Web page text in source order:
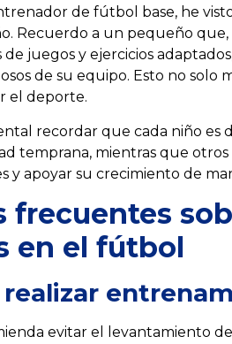
de fútbol base, he
Recuerdo a un pequeño
de juegos y ejercicios
de su equipo. Esto no
el deporte.
recordar que cada niño
temprana, mientras que
y apoyar su crecimiento de
frecuentes
en el fútbol
realizar
evitar el levantamiento